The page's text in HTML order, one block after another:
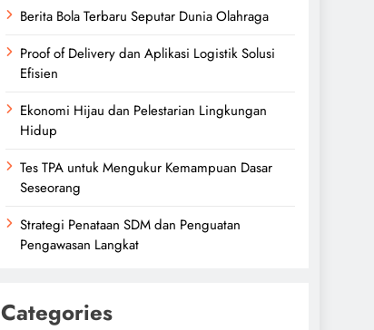
Berita Bola Terbaru Seputar Dunia Olahraga
Proof of Delivery dan Aplikasi Logistik Solusi
Efisien
Ekonomi Hijau dan Pelestarian Lingkungan
Hidup
Tes TPA untuk Mengukur Kemampuan Dasar
Seseorang
Strategi Penataan SDM dan Penguatan
Pengawasan Langkat
Categories